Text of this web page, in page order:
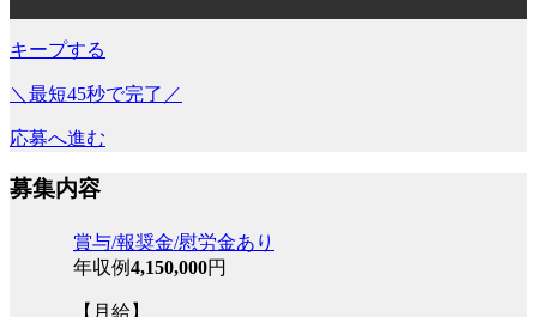
キープする
＼最短45秒で完了／
応募へ進む
募集内容
賞与/報奨金/慰労金あり
年収例4,150,000円
【月給】